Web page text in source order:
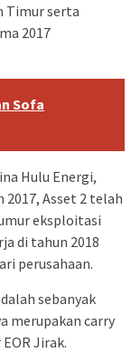
Timur serta
2017
Sofa
Hulu Energi,
Asset 2 telah
eksploitasi
di tahun 2018
perusahaan.
sebanyak
merupakan carry
Jirak.